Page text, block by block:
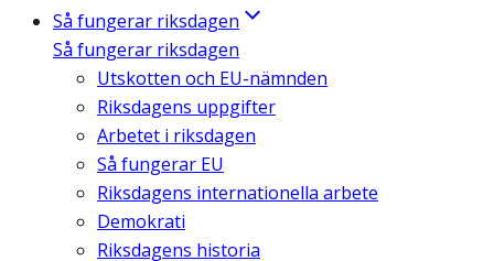
Så fungerar riksdagen
Så fungerar riksdagen
Utskotten och EU-nämnden
Riksdagens uppgifter
Arbetet i riksdagen
Så fungerar EU
Riksdagens internationella arbete
Demokrati
Riksdagens historia